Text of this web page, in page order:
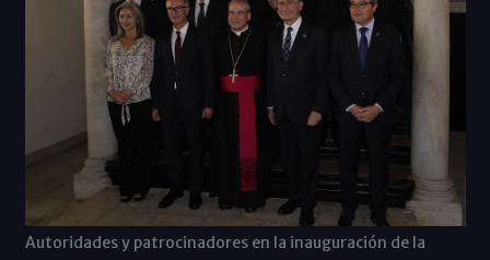
Autoridades y patrocinadores en la inauguración de la